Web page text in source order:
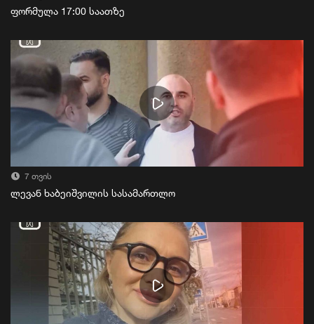
ფორმულა 17:00 საათზე
7 თვის
ლევან ხაბეიშვილის სასამართლო